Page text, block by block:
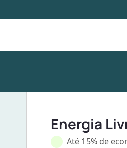
Energia
Até 15% de